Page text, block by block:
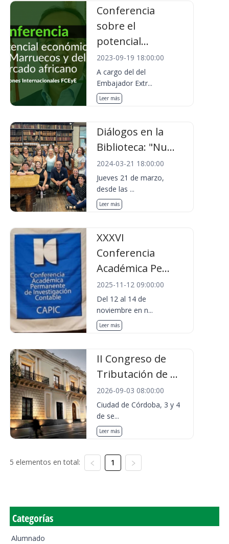
Conferencia
sobre el
potencial...
2023-09-19 18:00:00
A cargo del del
Embajador Extr...
Leer más
Diálogos en la
Biblioteca: "Nu...
2024-03-21 18:00:00
Jueves 21 de marzo,
desde las ...
Leer más
XXXVI
Conferencia
Académica Pe...
2025-11-12 09:00:00
Del 12 al 14 de
noviembre en n...
Leer más
II Congreso de
Tributación de ...
2026-09-03 08:00:00
Ciudad de Córdoba, 3 y 4
de se...
Leer más
5 elementos en total: 1
Categorías
Alumnado